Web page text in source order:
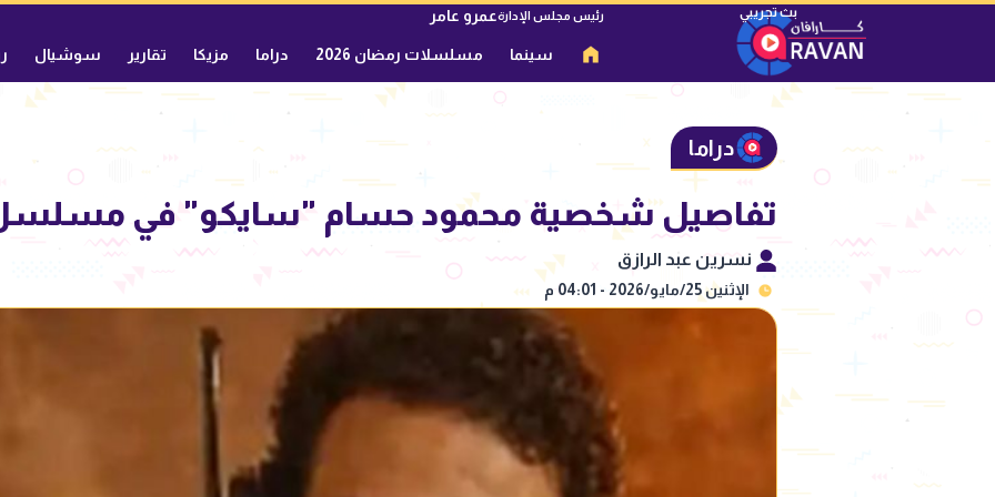
رئيس مجلس الإدارةعمرو عامر
سينما مسلسلات رمضان 2026 دراما مزيكا تقارير سوشيال
دراما
تفاصيل شخصية محمود حسام "سايكو" في
نسرين عبد الرازق
الإثنين 25/مايو/2026 - 04:01 م